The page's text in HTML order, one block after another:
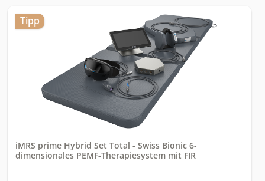
Tipp
iMRS prime Hybrid Set Total - Swiss Bionic 6-
dimensionales PEMF-Therapiesystem mit FIR